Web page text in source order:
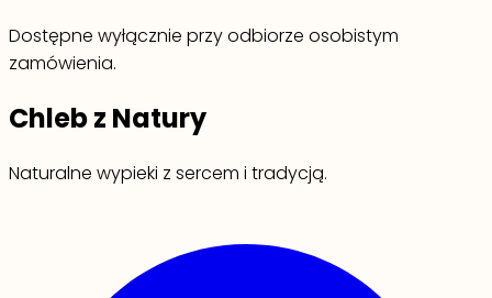
Dostępne wyłącznie przy odbiorze osobistym
zamówienia.
Chleb z Natury
Naturalne wypieki z sercem i tradycją.